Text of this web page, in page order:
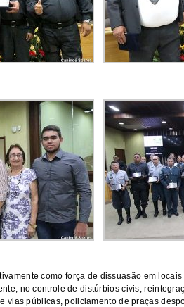
como força de dissuasão em
no controle de distúrbios civis,
vias públicas, policiamento de praças